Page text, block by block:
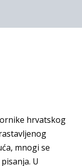
hrvatskog
mnogi se
U